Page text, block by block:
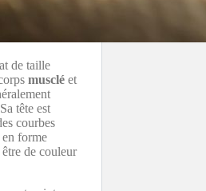
de taille
musclé et
tête est
courbes
en forme
de couleur